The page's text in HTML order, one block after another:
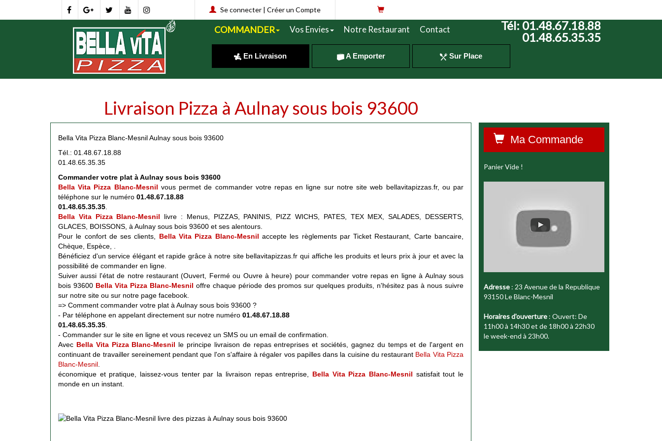
Se connecter| Créer un Compte
Tél: 01.48.67.18.88
01.48.65.35.35
COMMANDER Vos Envies Notre Restaurant Contact
En Livraison A Emporter Sur Place
Livraison Pizza à Aulnay sous bois 93600
Bella Vita Pizza Blanc-Mesnil Aulnay sous bois 93600
Tél.: 01.48.67.18.88
01.48.65.35.35
Commander votre plat à Aulnay sous bois 93600
Bella Vita Pizza Blanc-Mesnil vous permet de commander votre repas en ligne sur notre site web bellavitapizzas.fr, ou par
téléphone sur le numéro 01.48.67.18.88
01.48.65.35.35
Bella Vita Pizza Blanc-Mesnil livre : Menus, PIZZAS, PANINIS, PIZZ WICHS, PATES, TEX MEX, SALADES, DESSERTS,
GLACES, BOISSONS, à Aulnay sous bois 93600 et ses alentours.
Pour le confort de ses clients, Bella Vita Pizza Blanc-Mesnil accepte les règlements par Ticket Restaurant, Carte bancaire,
Chèque, Espèce, .
Bénéficiez d'un service élégant et rapide grâce à notre site bellavitapizzas.fr qui affiche les produits et leurs prix à jour et avec la
possibilité de commander en ligne.
Suiver aussi l'état de notre restaurant (Ouvert, Fermé ou Ouvre à heure) pour commander votre repas en ligne à Aulnay sous
bois 93600 Bella Vita Pizza Blanc-Mesnil offre chaque période des promos sur quelques produits, n'hésitez pas à nous suivre
sur notre site ou sur notre page facebook.
=> Comment commander votre plat à Aulnay sous bois 93600 ?
- Par téléphone en appelant directement sur notre numéro 01.48.67.18.88
01.48.65.35.35
- Commander sur le site en ligne et vous recevez un SMS ou un email de confirmation.
Avec Bella Vita Pizza Blanc-Mesnil le principe livraison de repas entreprises et sociétés, gagnez du temps et de l'argent en
continuant de travailler sereinement pendant que l'on s'affaire à régaler vos papilles dans la cuisine du restaurant Bella Vita Pizza
Blanc-Mesnil
économique et pratique, laissez-vous tenter par la livraison repas entreprise, Bella Vita Pizza Blanc-Mesnil satisfait tout le
monde en un instant.
Ma Commande
Panier Vide !
Adresse : 23 Avenue de la Republique
93150 Le Blanc-Mesnil
Horaires d'ouverture : Ouvert: De
11h00 à 14h30 et de 18h00 à 22h30
le week-end à 23h00.